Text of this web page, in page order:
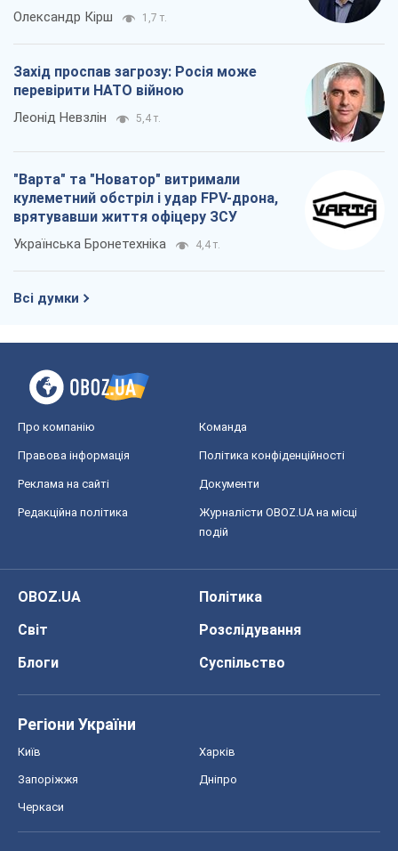
Олександр Кірш 1,7 т.
Захід проспав загрозу: Росія може
перевірити НАТО війною
Леонід Невзлін 5,4 т.
"Варта" та "Новатор" витримали
кулеметний обстріл і удар FPV-дрона,
врятувавши життя офіцеру ЗСУ
Українська Бронетехніка 4,4 т.
Всі думки
Про компанію Команда
Правова інформація Політика конфіденційності
Реклама на сайті Документи
Редакційна політика
Журналісти OBOZ.UA на місці
подій
OBOZ.UA
Політика
Світ
Розслідування
Блоги
Суспільство
Регіони України
Київ Харків
Запоріжжя Дніпро
Черкаси